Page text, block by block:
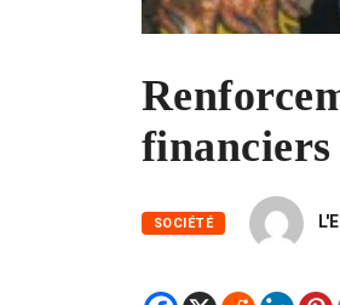
SOCIÉTÉ